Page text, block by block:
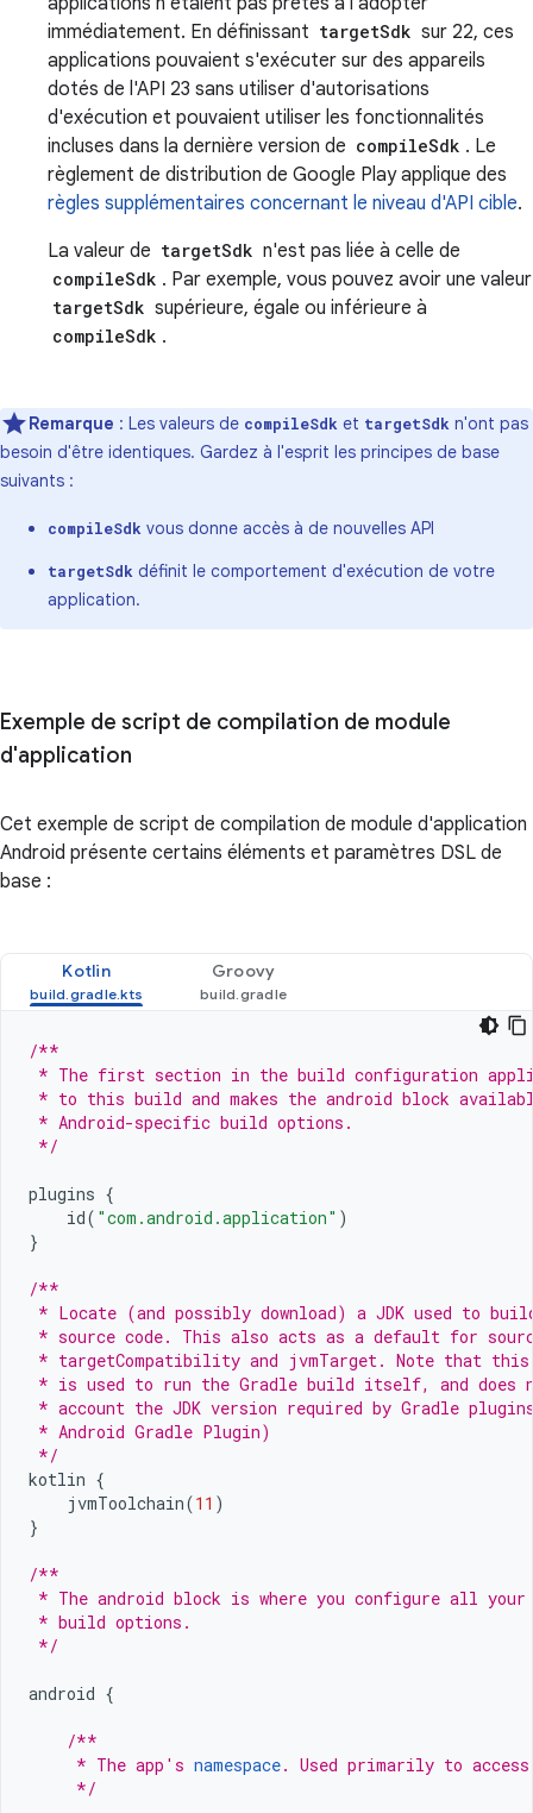
immédiatement. En définissant targetSdk sur 22, ces
applications pouvaient s'exécuter sur des appareils
dotés de l'API 23 sans utiliser d'autorisations
d'exécution et pouvaient utiliser les fonctionnalités
incluses dans la dernière version de compileSdk . Le
règlement de distribution de Google Play applique des
règles supplémentaires concernant le niveau d'API cible.
La valeur de targetSdk n'est pas liée à celle de
compileSdk . Par exemple, vous pouvez avoir une valeur
targetSdk supérieure, égale ou inférieure à
compileSdk .
Remarque : Les valeurs de compileSdk et targetSdk n'ont pas
besoin d'être identiques. Gardez à l'esprit les principes de base
suivants :
compileSdk vous donne accès à de nouvelles API
targetSdk définit le comportement d'exécution de votre
application.
Exemple de script de compilation de module
d'application
Cet exemple de script de compilation de module d'application
Android présente certains éléments et paramètres DSL de
base :
Kotlin Groovy
/**
* The first section in the build configuration
* to this build and makes the android block
* Android-specific build options.
*/
plugins {
id( "com.android.application" )
}
/**
* Locate (and possibly download) a JDK used to
* source code. This also acts as a default for
* targetCompatibility and jvmTarget. Note that this
* is used to run the Gradle build itself, and does
* account the JDK version required by Gradle
* Android Gradle Plugin)
*/
kotlin {
jvmToolchain(11 )
}
/**
* The android block is where you configure all
* build options.
*/
android {
/**
     * The app's
namespace. Used primarily to
     */